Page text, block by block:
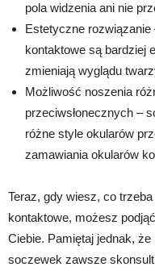
pola widzenia ani nie
Estetyczne
kontaktowe są bardziej
zmieniają wyglądu
Możliwość noszenia
przeciwsłonecznych –
różne style okularów
zamawiania okularów
Teraz, gdy wiesz, co
kontaktowe, możesz
Ciebie. Pamiętaj jednak,
soczewek zawsze